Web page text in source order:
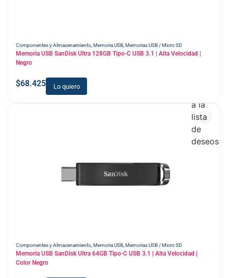
Componentes y Almacenamiento, Memoria USB, Memorias USB / Micro SD
Memoria USB SanDisk Ultra 128GB Tipo-C USB 3.1 | Alta Velocidad |
Negro
$68.425 Lo quiero
Componentes y Almacenamiento, Memoria USB, Memorias USB / Micro SD
Memoria USB SanDisk Ultra 64GB Tipo-C USB 3.1 | Alta Velocidad |
Color Negro
a la
lista
de
deseos